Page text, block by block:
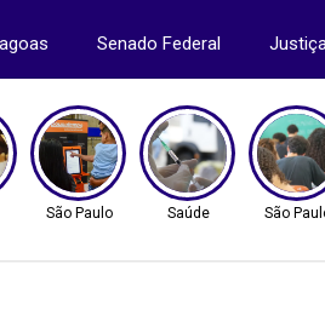
Senado Federal
São Paulo Saúde São